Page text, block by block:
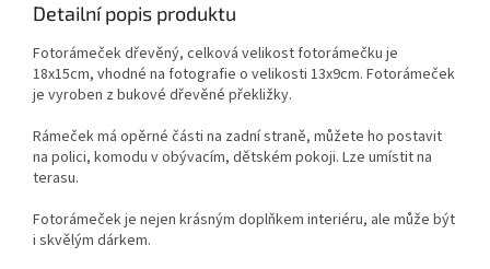
Detailní popis produktu
Fotorámeček dřevěný, celková velikost fotorámečku je
18x15cm, vhodné na fotografie o velikosti 13x9cm. Fotorámeček
je vyroben z bukové dřevěné překližky.
Rámeček má opěrné části na zadní straně, můžete ho postavit
na polici, komodu v obývacím, dětském pokoji. Lze umístit na
terasu.
Fotorámeček je nejen krásným doplňkem interiéru, ale může být
i skvělým dárkem.